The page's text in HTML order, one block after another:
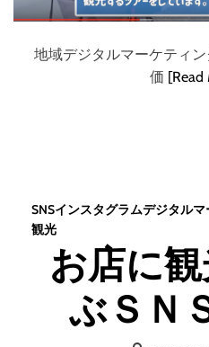
地域デジタルマーケティ
価 [Read
SNSインスタグラムデジタルマ
観光
お店に
ぶＳＮ